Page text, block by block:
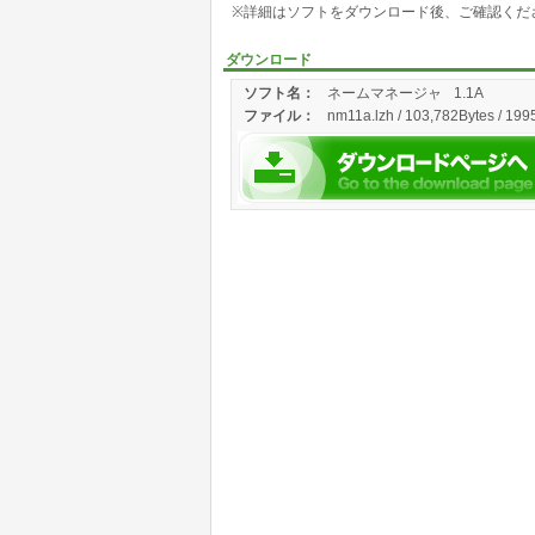
※詳細はソフトをダウンロード後、ご確認くだ
ダウンロード
ソフト名：
ネームマネージャ 1.1A
ファイル： nm11a.lzh / 103,782Bytes /